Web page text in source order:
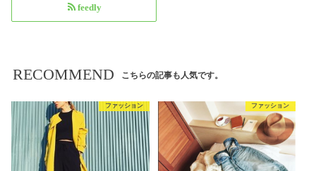
feedly
RECOMMEND こちらの記事も人気です。
ファッション ファッション